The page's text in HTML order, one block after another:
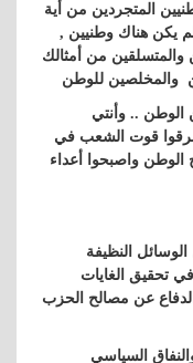
المتجردين من أية
يكن هناك وطنيين ,
والمتسلقين من أمثالك
والمخلصين للوطن
الوطن .. وأنتي
قوت الشعب في
الوطن واصبحوا أعداء
النظيفة
تحقيق الغايات
عن مصالح الحزب
السياسي